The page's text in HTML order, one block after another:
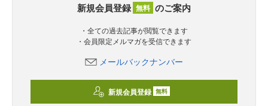
新規会員登録 無料 のご案内
・全ての過去記事が閲覧できます
・会員限定メルマガを受信できます
メールバックナンバー
新規会員登録 無料